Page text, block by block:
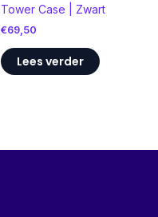
Tower Case | Zwart
€69,50
Lees verder